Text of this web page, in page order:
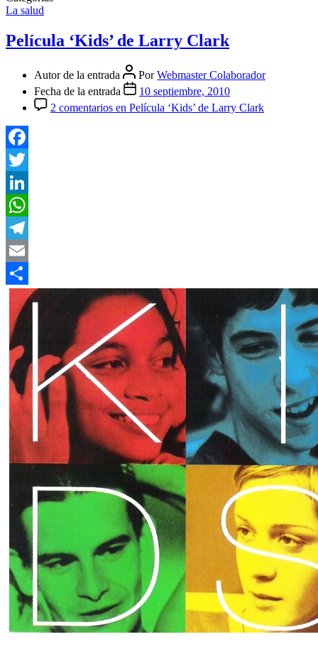
La salud
Película ‘Kids’ de Larry Clark
Autor de la entrada PorWebmaster Colaborador
Fecha de la entrada
10 septiembre, 2010
2 comentarios en Película ‘Kids’ de Larry Clark
Facebook
Twitter
LinkedIn
WhatsApp
Telegram
Email
Compartir